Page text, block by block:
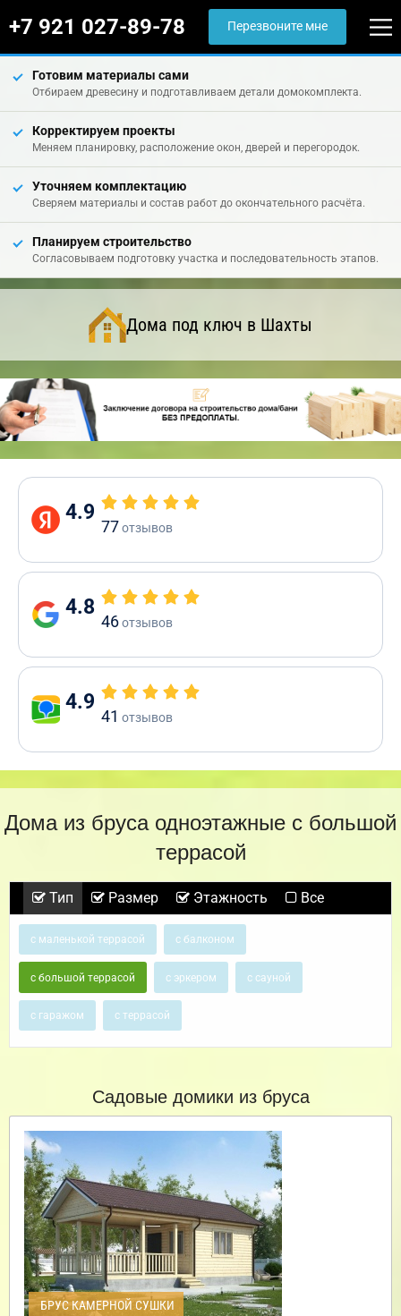
+7 921 027-89-78 Перезвоните мне
Готовим материалы сами
Отбираем древесину и подготавливаем детали домокомплекта.
Корректируем проекты
Меняем планировку, расположение окон, дверей и перегородок.
Уточняем комплектацию
Сверяем материалы и состав работ до окончательного расчёта.
Планируем строительство
Согласовываем подготовку участка и последовательность этапов.
Дома под ключ в Шахты
4.9
77отзывов
4.8
46отзывов
4.9
41 отзывов
Дома из бруса одноэтажные с большой
террасой
Тип Размер Этажность Все
с маленькой террасой с балконом
с большой террасой с эркером с сауной
с гаражом с террасой
Садовые домики из бруса
БРУС КАМЕРНОЙ СУШКИ